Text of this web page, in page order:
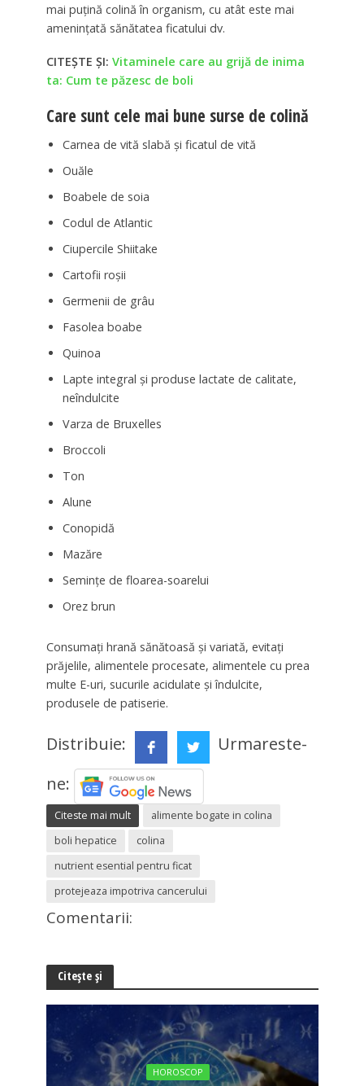
mai puțină colină în organism, cu atât este mai
amenințată sănătatea ficatului dv.
CITEȘTE ȘI: Vitaminele care au grijă de inima
ta: Cum te păzesc de boli
Care sunt cele mai bune surse de colină
Carnea de vită slabă și ficatul de vită
Ouăle
Boabele de soia
Codul de Atlantic
Ciupercile Shiitake
Cartofii roșii
Germenii de grâu
Fasolea boabe
Quinoa
Lapte integral și produse lactate de calitate,
neîndulcite
Varza de Bruxelles
Broccoli
Ton
Alune
Conopidă
Mazăre
Semințe de floarea-soarelui
Orez brun
Consumați hrană sănătoasă și variată, evitați
prăjelile, alimentele procesate, alimentele cu prea
multe E-uri, sucurile acidulate și îndulcite,
produsele de patiserie.
Distribuie:
Urmareste-
ne:
Citeste mai mult
alimente bogate in colina
boli hepatice
colina
nutrient esential pentru ficat
protejeaza impotriva cancerului
Comentarii:
Citește și
HOROSCOP